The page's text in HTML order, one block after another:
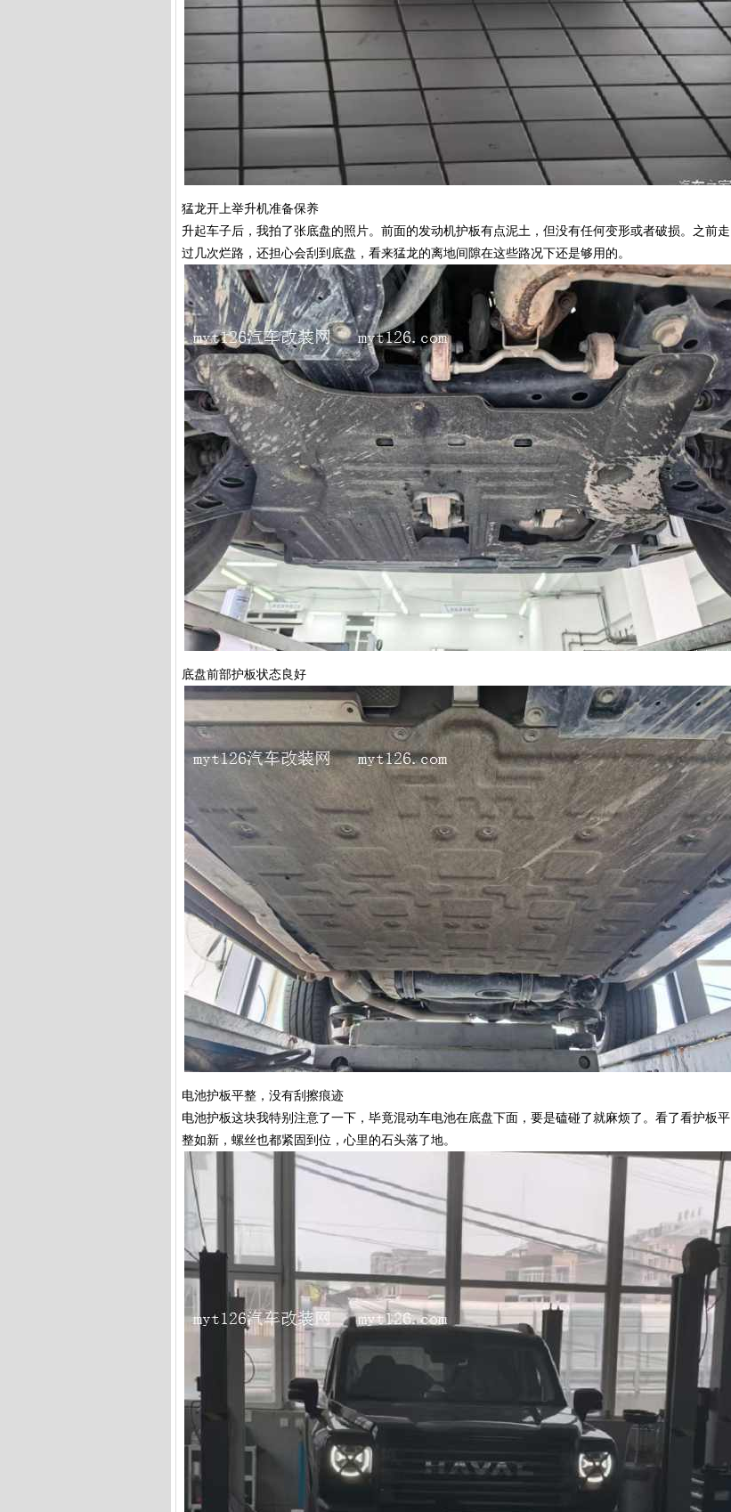
猛龙开上举升机准备保养
升起车子后，我拍了张底盘的照片。前面的发动机护板有点泥土，但没有任何变形或者破损。之前走
过几次烂路，还担心会刮到底盘，看来猛龙的离地间隙在这些路况下还是够用的。
底盘前部护板状态良好
电池护板平整，没有刮擦痕迹
电池护板这块我特别注意了一下，毕竟混动车电池在底盘下面，要是磕碰了就麻烦了。看了看护板平
整如新，螺丝也都紧固到位，心里的石头落了地。